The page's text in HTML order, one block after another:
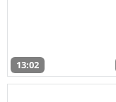
13:02